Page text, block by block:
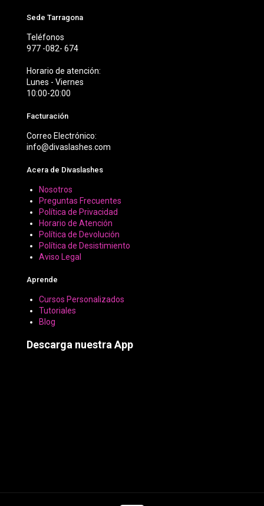
Sede Tarragona
Teléfonos
977 -082- 674
Horario de atención:
Lunes - Viernes
10:00-20:00
Facturación
Correo Electrónico:
info@divaslashes.com
Acera de Divaslashes
Nosotros
Preguntas Frecuentes
Política de Privacidad
Horario de Atención
Política de Devolución
Política de Desistimiento
Aviso Legal
Aprende
Cursos Personalizados
Tutoriales
Blog
Descarga nuestra App